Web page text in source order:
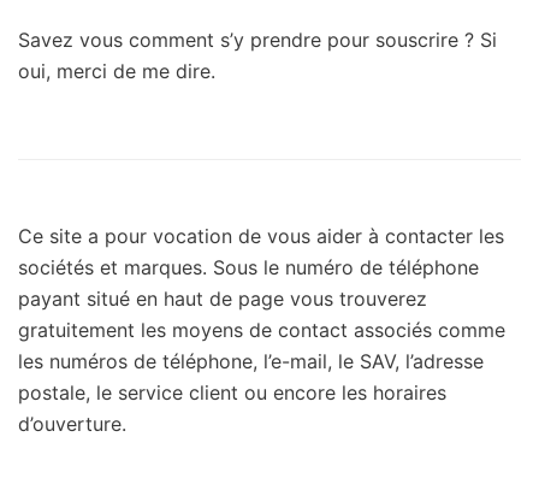
Savez vous comment s’y prendre pour souscrire ? Si
oui, merci de me dire.
Ce site a pour vocation de vous aider à contacter les
sociétés et marques. Sous le numéro de téléphone
payant situé en haut de page vous trouverez
gratuitement les moyens de contact associés comme
les numéros de téléphone, l’e-mail, le SAV, l’adresse
postale, le service client ou encore les horaires
d’ouverture.